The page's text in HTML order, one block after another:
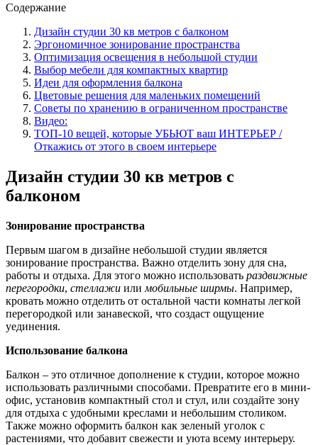
Содержание
Дизайн студии 30 кв метров с балконом
Эргономичное зонирование пространства
Оптимизация освещения в небольшой студии
Выбор мебели для компактных квартир
Идеи для оформления балкона
Цветовые решения для маленьких помещений
Советы по хранению в ограниченном пространстве
Видео:
ТОП-10 вещей, которые УБЬЮТ ваш ИНТЕРЬЕР /
Откажись от этого в своем интерьере
Дизайн студии 30 кв метров с
балконом
Зонирование пространства
Первым шагом в дизайне небольшой студии является
зонирование пространства. Важно отделить зону для сна,
работы и отдыха. Для этого можно использовать раздвижные
перегородки, стеллажи или мобильные ширмы. Например,
кровать можно отделить от остальной части комнаты легкой
перегородкой или занавеской, что создаст ощущение
уединения.
Использование балкона
Балкон – это отличное дополнение к студии, которое можно
использовать различными способами. Превратите его в мини-
офис, установив компактный стол и стул, или создайте зону
для отдыха с удобными креслами и небольшим столиком.
Также можно оформить балкон как зеленый уголок с
растениями, что добавит свежести и уюта всему интерьеру.